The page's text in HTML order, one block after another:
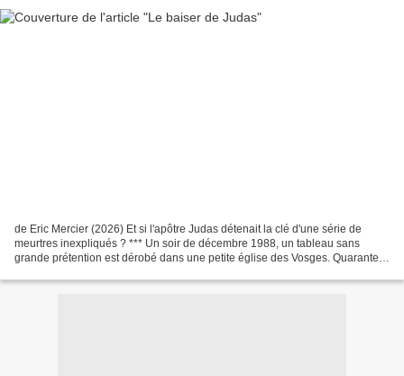
de Eric Mercier (2026) Et si l'apôtre Judas détenait la clé d'une série de
meurtres inexpliqués ? *** Un soir de décembre 1988, un tableau sans
grande prétention est dérobé dans une petite église des Vosges. Quarante